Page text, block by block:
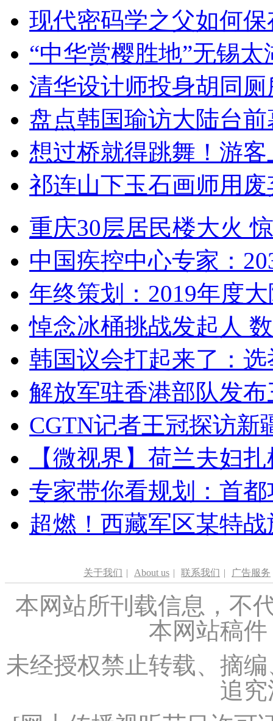
现代密码学之父如何
“中华赏樱胜地”无锡
清华设计师投身胡同
盘点韩国瑜访大陆台
想过桥就得跳舞！游客
祁连山下玉石画师用
重庆30层居民楼大火
中国疾控中心专家：
年终策划：2019年度
悼念冰桶挑战发起人
韩国议会打起来了：
解放军驻香港部队发
CGTN记者王冠探访新
【微视界】荷兰夫妇
专家带你看规划：首
超燃！西藏军区某特
关于我们 | About us | 联系我们 | 广告服务
本网站所刊载信息，不
本网站稿
未经授权禁止转载、摘
追